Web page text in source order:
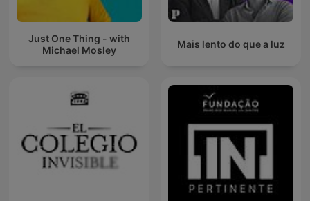
Just One Thing - with
Michael Mosley
Mais lento do que a luz